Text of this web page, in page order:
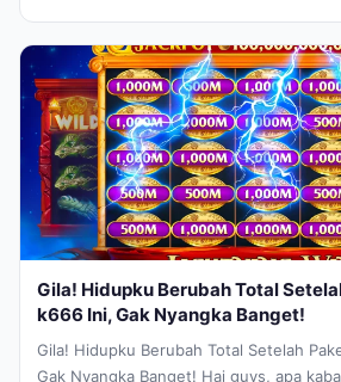
Gila! Hidupku Berubah Total
k666 Ini, Gak Nyangka Banget!
Gila! Hidupku Berubah Total Setelah
Gak Nyangka Banget! Hai guys, apa